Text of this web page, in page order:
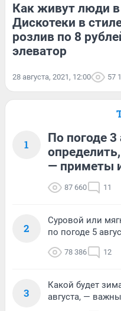
Как живут люди
Дискотеки в
розлив по 8
элеватор
28 августа, 2021, 12:00 57
1
По погоде
— приметы
87 660 11
2
Суровой или
по погоде 5
78 386 12
3
Какой будет
августа, —